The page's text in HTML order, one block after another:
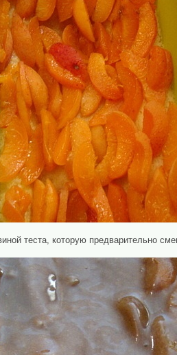
теста, которую предварительно